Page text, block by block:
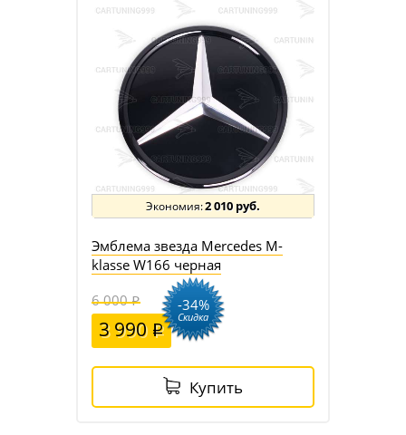
2 010 руб.
Эмблема звезда Mercedes M-
klasse W166 черная
6 000
3 990
-34%
Скидка
Купить